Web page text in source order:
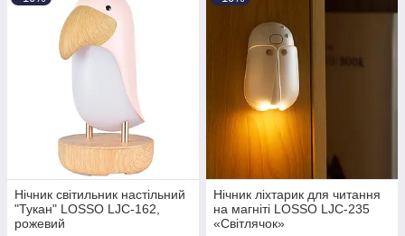
Нічник світильник настільний
"Тукан" LOSSO LJC-162,
рожевий
Нічник ліхтарик для читання
на магніті LOSSO LJC-235
«Світлячок»